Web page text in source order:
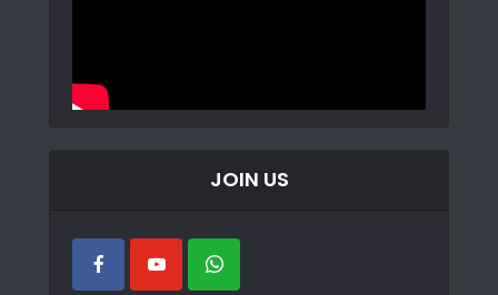
JOIN US